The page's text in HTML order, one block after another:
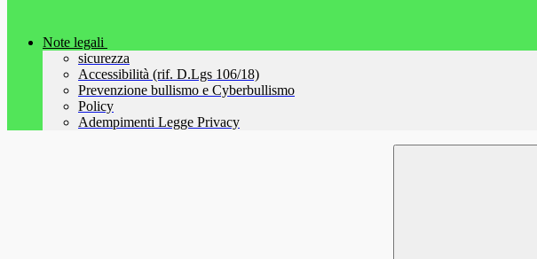
Note legali
sicurezza
Accessibilità (rif. D.Lgs 106/18)
Prevenzione bullismo e Cyberbullismo
Policy
Adempimenti Legge Privacy